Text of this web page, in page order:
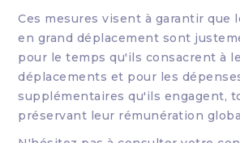
Ces mesures visent à garantir que
en grand déplacement sont
pour le temps qu'ils consacrent à
déplacements et pour les
supplémentaires qu'ils engagent,
préservant leur rémunération